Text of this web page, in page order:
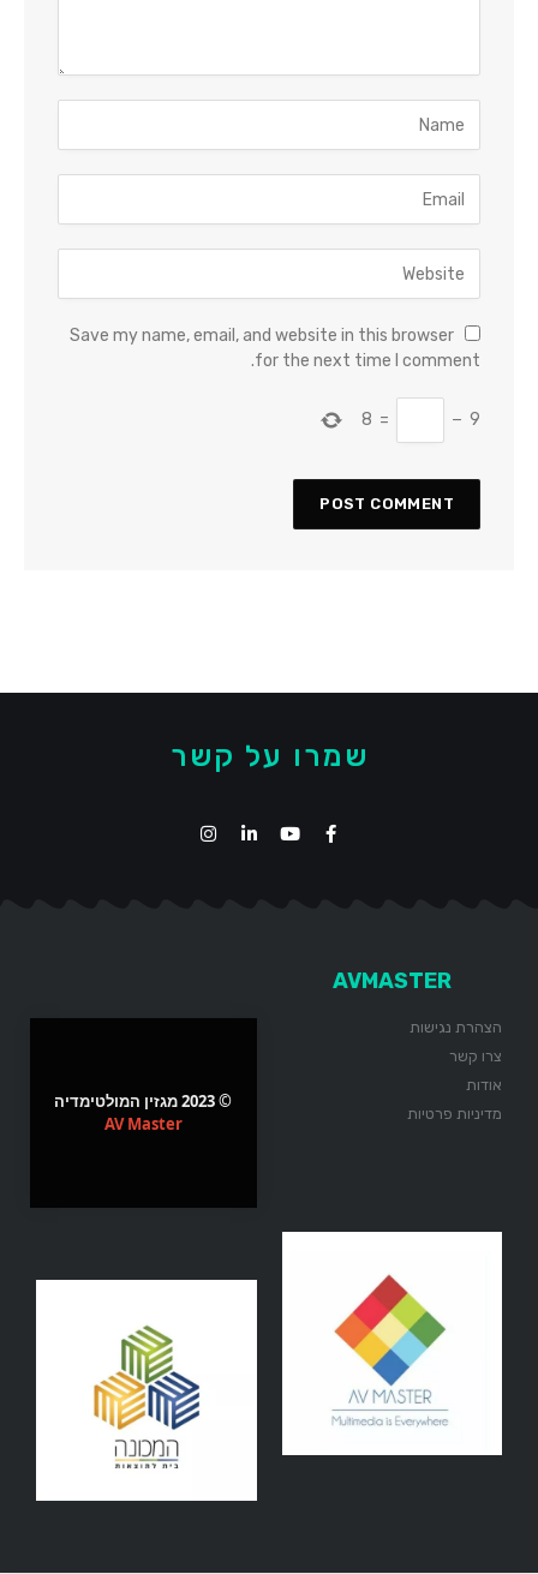
Save my name, email, and website in this browser
for the next time I comment.
9
−
=
8
שמרו על קשר
AVMASTER
הצהרת נגישות
צרו קשר
אודות
מדיניות פרטיות
© 2023 מגזין המולטימדיה
AV Master